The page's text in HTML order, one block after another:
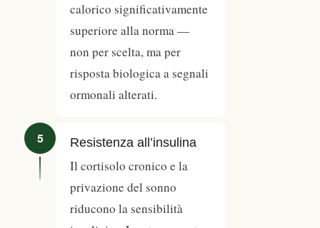
calorico significativamente
superiore alla norma —
non per scelta, ma per
risposta biologica a segnali
ormonali alterati.
5 Resistenza all’insulina
Il cortisolo cronico e la
privazione del sonno
riducono la sensibilità